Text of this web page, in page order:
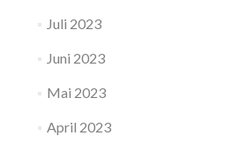
Juli 2023
Juni 2023
Mai 2023
April 2023